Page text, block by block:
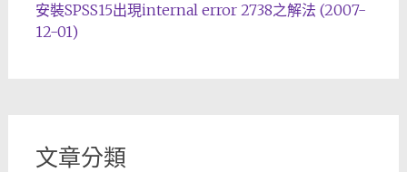
安裝SPSS15出現internal error 2738之解法 (2007-
12-01)
文章分類